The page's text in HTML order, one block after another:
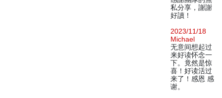
私分享，謝謝
好讀！
2023/11/18
Michael
无意间想起过
来好读怀念一
下。竟然是惊
喜！好读活过
来了！感恩 感
谢。